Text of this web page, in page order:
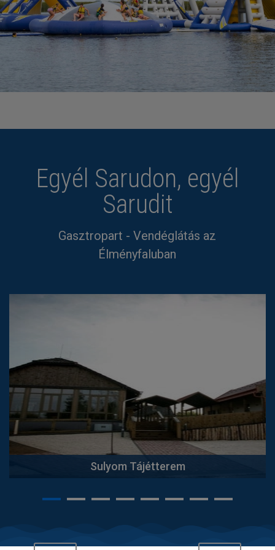
Egyél Sarudon, egyél
Sarudit
Gasztropart - Vendéglátás az
Élményfaluban
EgyélSarudit! Bisztró